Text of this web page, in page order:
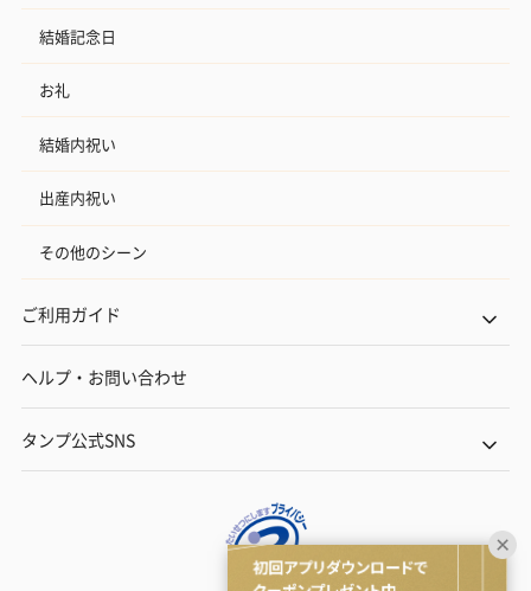
結婚記念日
お礼
結婚内祝い
出産内祝い
その他のシーン
ご利用ガイド
ヘルプ・お問い合わせ
タンプ公式SNS